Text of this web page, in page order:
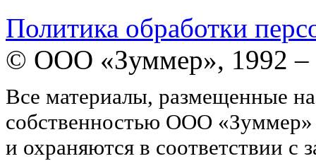
Политика обработки
© ООО «Зуммер», 1992 –
Все материалы, размещенные
собственностью ООО «Зуммер»
и охраняются в соответствии с